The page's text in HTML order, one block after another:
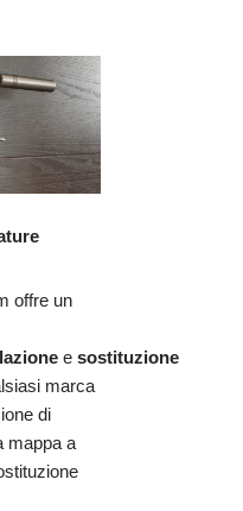
offre un
e sostituzione
marca
di
mappa a